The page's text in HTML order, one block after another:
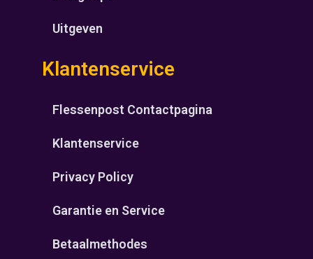
Uitgeven
Klantenservice
Flessenpost Contactpagina
Klantenservice
Privacy Policy
Garantie en Service
Betaalmethodes